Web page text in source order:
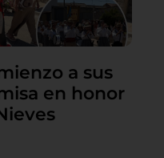
a sus
en honor